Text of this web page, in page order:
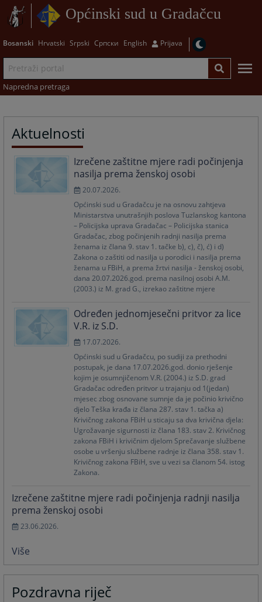
Općinski sud u Gradačcu
Bosanski Hrvatski Srpski Српски English Prijava
Napredna pretraga
Aktuelnosti
Izrečene zaštitne mjere radi počinjenja
nasilja prema ženskoj osobi
20.07.2026.
Općinski sud u Gradačcu je na osnovu zahtjeva
Ministarstva unutrašnjih poslova Tuzlanskog kantona
– Policijska uprava Gradačac – Policijska stanica
Gradačac, zbog počinjenih radnji nasilja prema
ženama iz člana 9. stav 1. tačke b), c), č), ć) i d)
Zakona o zaštiti od nasilja u porodici i nasilja prema
ženama u FBiH, a prema žrtvi nasilja - ženskoj osobi,
dana 20.07.2026.god. prema nasilnoj osobi A.M.
(2003.) iz M. grad G., izrekao zaštitne mjere
Određen jednomjesečni pritvor za lice
V.R. iz S.D.
17.07.2026.
Općinski sud u Gradačcu, po sudiji za prethodni
postupak, je dana 17.07.2026.god. donio rješenje
kojim je osumnjičenom V.R. (2004.) iz S.D. grad
Gradačac određen pritvor u trajanju od 1(jedan)
mjesec zbog osnovane sumnje da je počinio krivično
djelo Teška krađa iz člana 287. stav 1. tačka a)
Krivičnog zakona FBiH u sticaju sa dva krivična djela:
Ugrožavanje sigurnosti iz člana 183. stav 2. Krivičnog
zakona FBiH i krivičnim djelom Sprečavanje službene
osobe u vršenju službene radnje iz člana 358. stav 1.
Krivičnog zakona FBiH, sve u vezi sa članom 54. istog
Zakona.
Izrečene zaštitne mjere radi počinjenja radnji nasilja
prema ženskoj osobi
23.06.2026.
Više
Pozdravna riječ